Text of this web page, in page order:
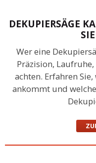
DEKUPIERSÄGE
Wer eine
Präzision,
achten. Erfahren
ankommt und